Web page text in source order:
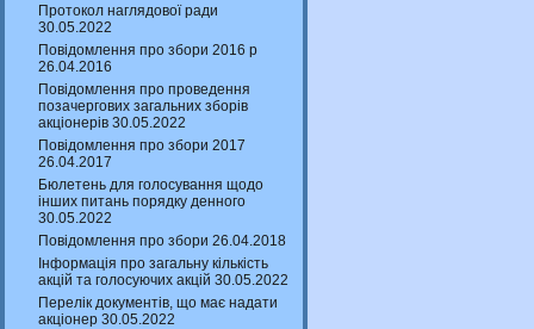
Протокол наглядової ради
30.05.2022
Повідомлення про збори 2016 р
26.04.2016
Повідомлення про проведення
позачергових загальних зборів
акціонерів 30.05.2022
Повідомлення про збори 2017
26.04.2017
Бюлетень для голосування щодо
інших питань порядку денного
30.05.2022
Повідомлення про збори 26.04.2018
Інформація про загальну кількість
акцій та голосуючих акцій 30.05.2022
Перелік документів, що має надати
акціонер 30.05.2022